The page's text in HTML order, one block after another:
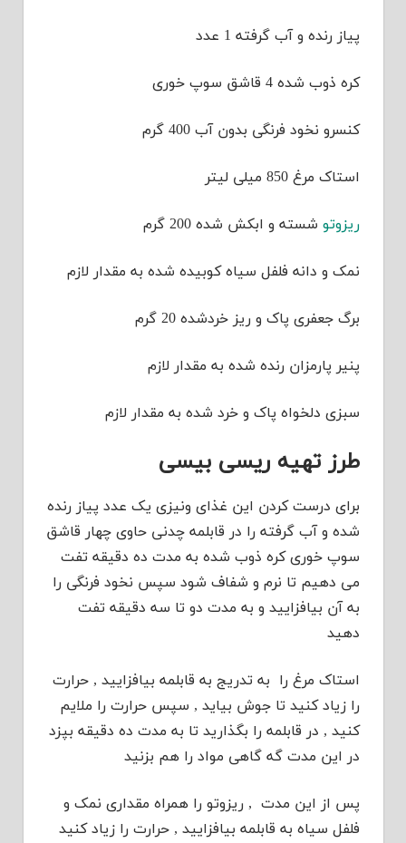
پیاز رنده و آب گرفته 1 عدد
کره ذوب شده 4 قاشق سوپ خوری
کنسرو نخود فرنگی بدون آب 400 گرم
استاک مرغ 850 میلی لیتر
ریزوتو شسته و ابکش شده 200 گرم
نمک و دانه فلفل سیاه کوبیده شده به مقدار لازم
برگ جعفری پاک و ریز خردشده 20 گرم
پنیر پارمزان رنده شده به مقدار لازم
سبزی دلخواه پاک و خرد شده به مقدار لازم
طرز تهیه ریسی بیسی
برای درست کردن این غذای ونیزی یک عدد پیاز رنده
شده و آب گرفته را در قابلمه چدنی حاوی چهار قاشق
سوپ خوری کره ذوب شده به مدت ده دقیقه تفت
می دهیم تا نرم و شفاف شود سپس نخود فرنگی را
به آن بیافزایید و به مدت دو تا سه دقیقه تفت
دهید
استاک مرغ را به تدریج به قابلمه بیافزایید , حرارت
را زیاد کنید تا جوش بیاید , سپس حرارت را ملایم
کنید , در قابلمه را بگذارید تا به مدت ده دقیقه بپزد
در این مدت گه گاهی مواد را هم بزنید
پس از این مدت , ریزوتو را همراه مقداری نمک و
فلفل سیاه به قابلمه بیافزایید , حرارت را زیاد کنید